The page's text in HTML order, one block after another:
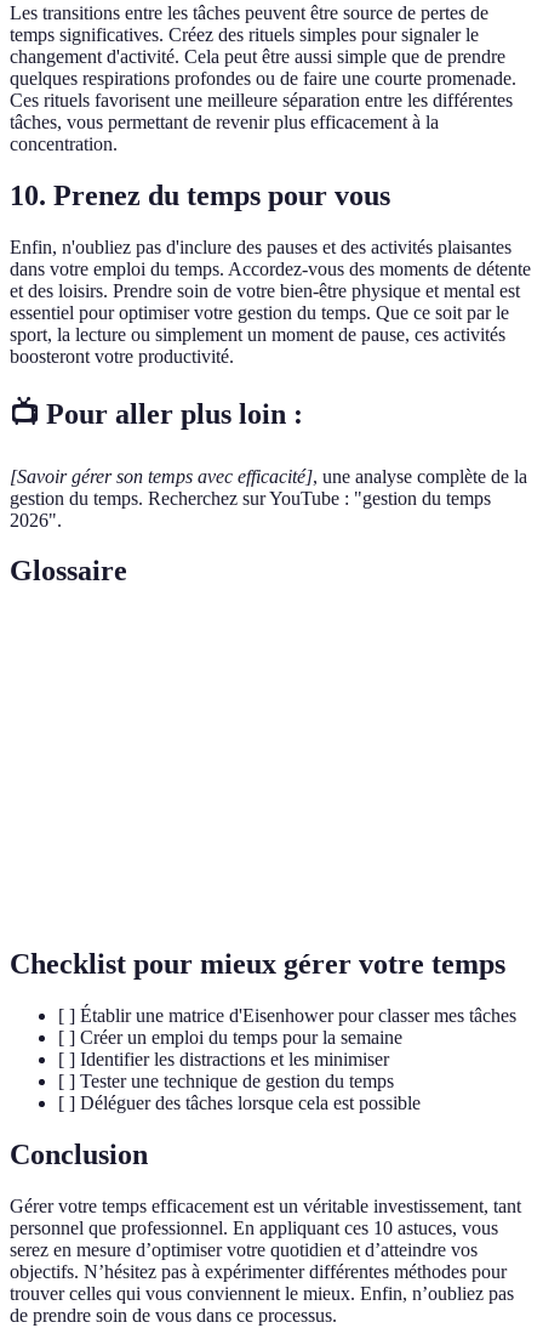
Les transitions entre les tâches peuvent être source de pertes de
temps significatives. Créez des rituels simples pour signaler le
changement d'activité. Cela peut être aussi simple que de prendre
quelques respirations profondes ou de faire une courte promenade.
Ces rituels favorisent une meilleure séparation entre les différentes
tâches, vous permettant de revenir plus efficacement à la
concentration.
10. Prenez du temps pour vous
Enfin, n'oubliez pas d'inclure des pauses et des activités plaisantes
dans votre emploi du temps. Accordez-vous des moments de détente
et des loisirs. Prendre soin de votre bien-être physique et mental est
essentiel pour optimiser votre gestion du temps. Que ce soit par le
sport, la lecture ou simplement un moment de pause, ces activités
boosteront votre productivité.
📺 Pour aller plus loin :
[Savoir gérer son temps avec efficacité], une analyse complète de la
gestion du temps. Recherchez sur YouTube : "gestion du temps
2026".
Glossaire
Checklist pour mieux gérer votre temps
[ ] Établir une matrice d'Eisenhower pour classer mes tâches
[ ] Créer un emploi du temps pour la semaine
[ ] Identifier les distractions et les minimiser
[ ] Tester une technique de gestion du temps
[ ] Déléguer des tâches lorsque cela est possible
Conclusion
Gérer votre temps efficacement est un véritable investissement, tant
personnel que professionnel. En appliquant ces 10 astuces, vous
serez en mesure d’optimiser votre quotidien et d’atteindre vos
objectifs. N’hésitez pas à expérimenter différentes méthodes pour
trouver celles qui vous conviennent le mieux. Enfin, n’oubliez pas
de prendre soin de vous dans ce processus.